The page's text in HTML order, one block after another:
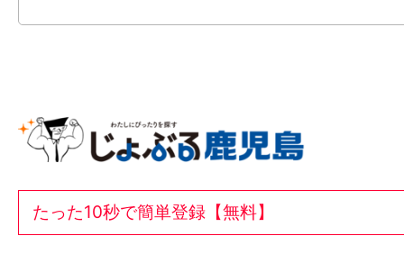
たった10秒で簡単登録【無料】